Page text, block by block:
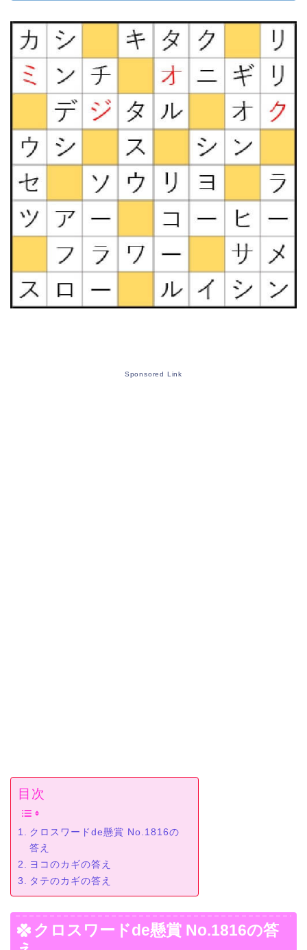
Sponsored Link
目次
クロスワードde懸賞 No.1816の
答え
ヨコのカギの答え
タテのカギの答え
クロスワードde懸賞 No.1816の答